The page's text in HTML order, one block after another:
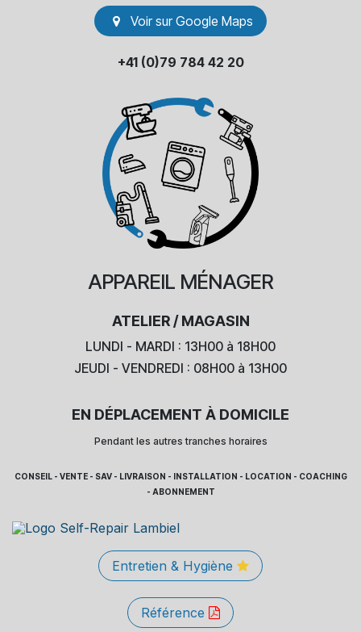
Voir sur Go​​ogle Maps
+41 (0)79 784 42 20
APPAREIL MÉNAGER
ATELIER / MAGASIN
LUNDI - MARDI : 13H00 à 18H00
JEUDI - VENDREDI : 08H00 à 13H00
EN DÉPLACEMENT À DOMICILE
Pendant les autres tranches horaires
CONSEIL - VENTE - SAV - LIVRAISON - INSTALLATION - LOCATION - COACHING
- ABONNEMENT
Entretien & Hygiène
Référence